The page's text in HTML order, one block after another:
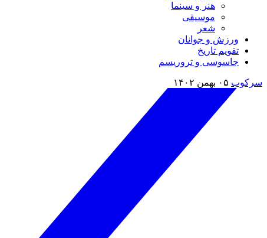
هنر و سینما
موسیقی
شعر
ورزش و جوانان
تقویم تاريخ
جاسوسی و تروریسم
سرکوب ۰۵ بهمن ۱۴۰۲